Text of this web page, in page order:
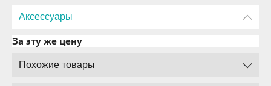
Аксессуары
За эту же цену
Похожие товары